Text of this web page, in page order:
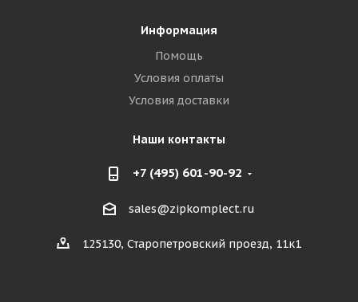
Информация
Помощь
Условия оплаты
Условия доставки
Наши контакты
+7 (495) 601-90-92
sales@zipkomplect.ru
125130, Старопетровский проезд, 11к1